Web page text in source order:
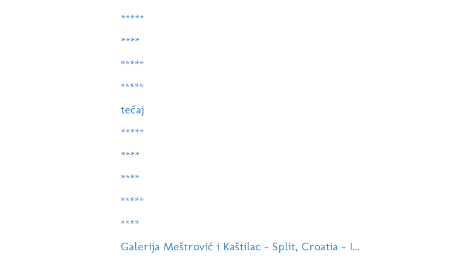
*****
****
*****
*****
tečaj
*****
****
****
*****
****
Galerija Meštrović i Kaštilac - Split, Croatia - I...